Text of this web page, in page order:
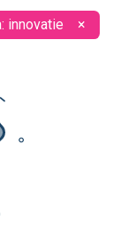
innovatie ×